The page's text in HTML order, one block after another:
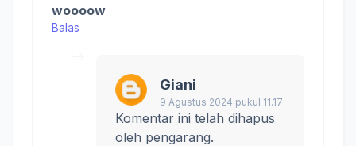
woooow
Balas
Giani
9 Agustus 2024 pukul 11.17
Komentar ini telah dihapus
oleh pengarang.